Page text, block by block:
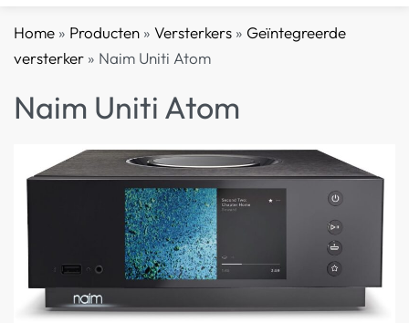
Home » Producten » Versterkers » Geïntegreerde
versterker » Naim Uniti Atom
Naim Uniti Atom